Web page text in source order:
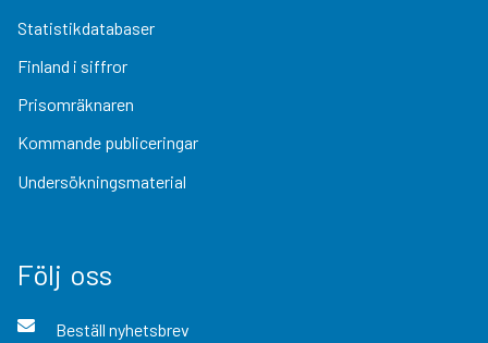
Statistikdatabaser
Finland i siffror
Prisomräknaren
Kommande publiceringar
Undersökningsmaterial
Följ oss
Beställ nyhetsbrev